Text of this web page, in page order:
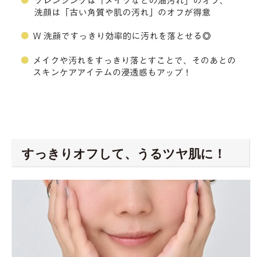
すっきりオフして、うるツヤ肌に！